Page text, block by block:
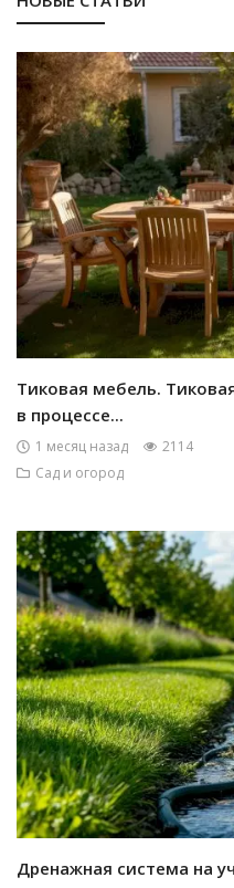
Тиковая мебель.
в процессе...
1 месяц назад
2114
Сад и огород
Дренажная система на